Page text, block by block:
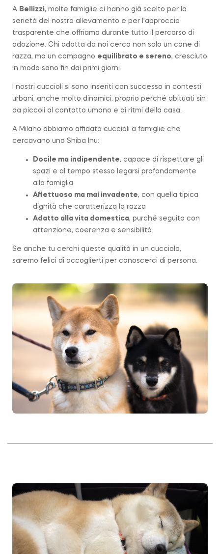
A Bellizzi, molte famiglie ci hanno già scelto per la
serietà del nostro allevamento e per l’approccio
trasparente che offriamo durante tutto il percorso di
adozione. Chi adotta da noi cerca non solo un cane di
razza, ma un compagno equilibrato e sereno, cresciuto
in modo sano fin dai primi giorni.
I nostri cuccioli si sono inseriti con successo in contesti
urbani, anche molto dinamici, proprio perché abituati sin
da piccoli al contatto umano e ai ritmi della casa.
A Milano abbiamo affidato cuccioli a famiglie che
cercavano uno Shiba Inu:
Docile ma indipendente, capace di rispettare gli
spazi e al tempo stesso legarsi profondamente
alla famiglia
Affettuoso ma mai invadente, con quella tipica
dignità che caratterizza la razza
Adatto alla vita domestica, purché seguito con
attenzione, coerenza e sensibilità
Se anche tu cerchi queste qualità in un cucciolo,
saremo felici di accoglierti per conoscerci di persona.